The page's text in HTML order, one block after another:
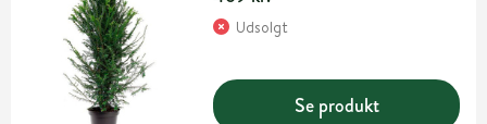
Udsolgt
Se produkt